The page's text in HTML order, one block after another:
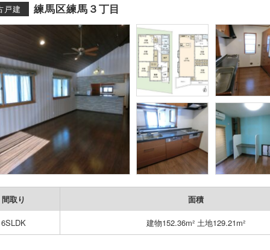
戸建 練馬区練馬３丁目
間取り 面積
6SLDK 建物152.36m² 土地129.21m²